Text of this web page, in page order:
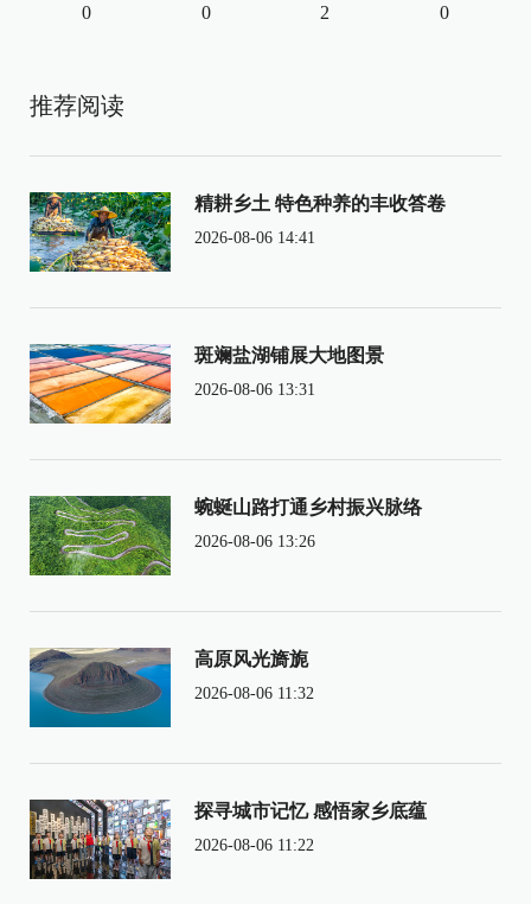
0 0 2 0
推荐阅读
精耕乡土 特色种养的丰收答卷
2026-08-06 14:41
斑斓盐湖铺展大地图景
2026-08-06 13:31
蜿蜒山路打通乡村振兴脉络
2026-08-06 13:26
高原风光旖旎
2026-08-06 11:32
探寻城市记忆 感悟家乡底蕴
2026-08-06 11:22